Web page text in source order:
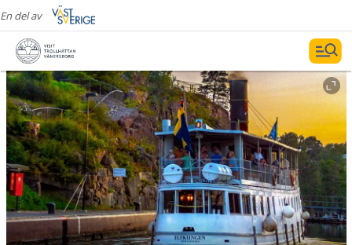
En del av